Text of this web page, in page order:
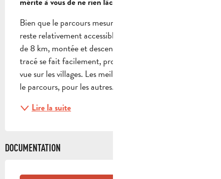
Bien que le parcours mesure un peu plus de 14 km, il
reste relativement accessible. Après une jolie bosse
de 8 km, montée et descente comprise, le reste du
tracé se fait facilement, profitez-en pour admirer la
vue sur les villages. Les meilleurs vont courir sur tout
le parcours, pour les autres...
Lire la suite
DOCUMENTATION